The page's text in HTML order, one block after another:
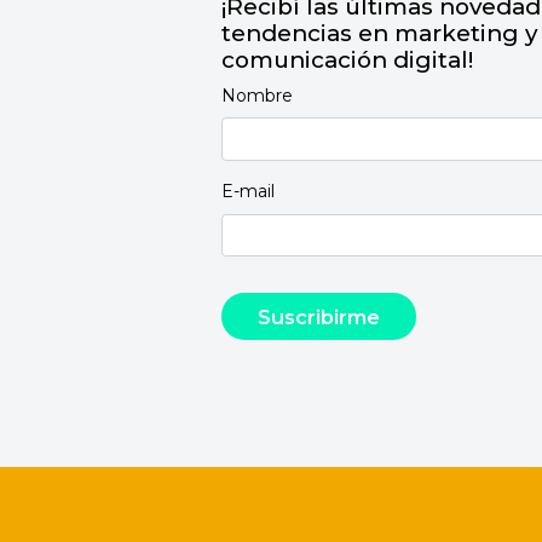
¡Recibí las últimas
tendencias en marketing y
comunicación digital!
Nombre
E-mail